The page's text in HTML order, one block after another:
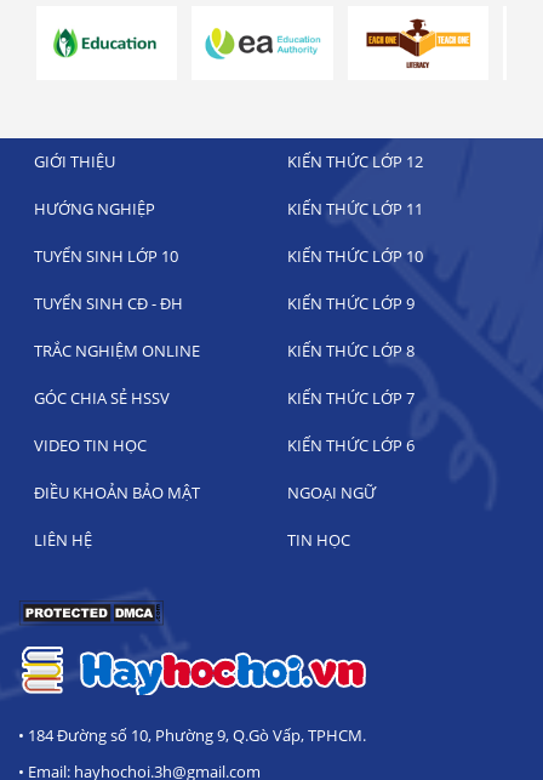
GIỚI THIỆU KIẾN THỨC LỚP 12
HƯỚNG NGHIỆP KIẾN THỨC LỚP 11
TUYỂN SINH LỚP 10 KIẾN THỨC LỚP 10
TUYỂN SINH CĐ - ĐH KIẾN THỨC LỚP 9
TRẮC NGHIỆM ONLINE KIẾN THỨC LỚP 8
GÓC CHIA SẺ HSSV KIẾN THỨC LỚP 7
VIDEO TIN HỌC KIẾN THỨC LỚP 6
ĐIỀU KHOẢN BẢO MẬT NGOẠI NGỮ
LIÊN HỆ TIN HỌC
• 184 Đường số 10, Phường 9, Q.Gò Vấp, TPHCM.
• Email: hayhochoi.3h@gmail.com